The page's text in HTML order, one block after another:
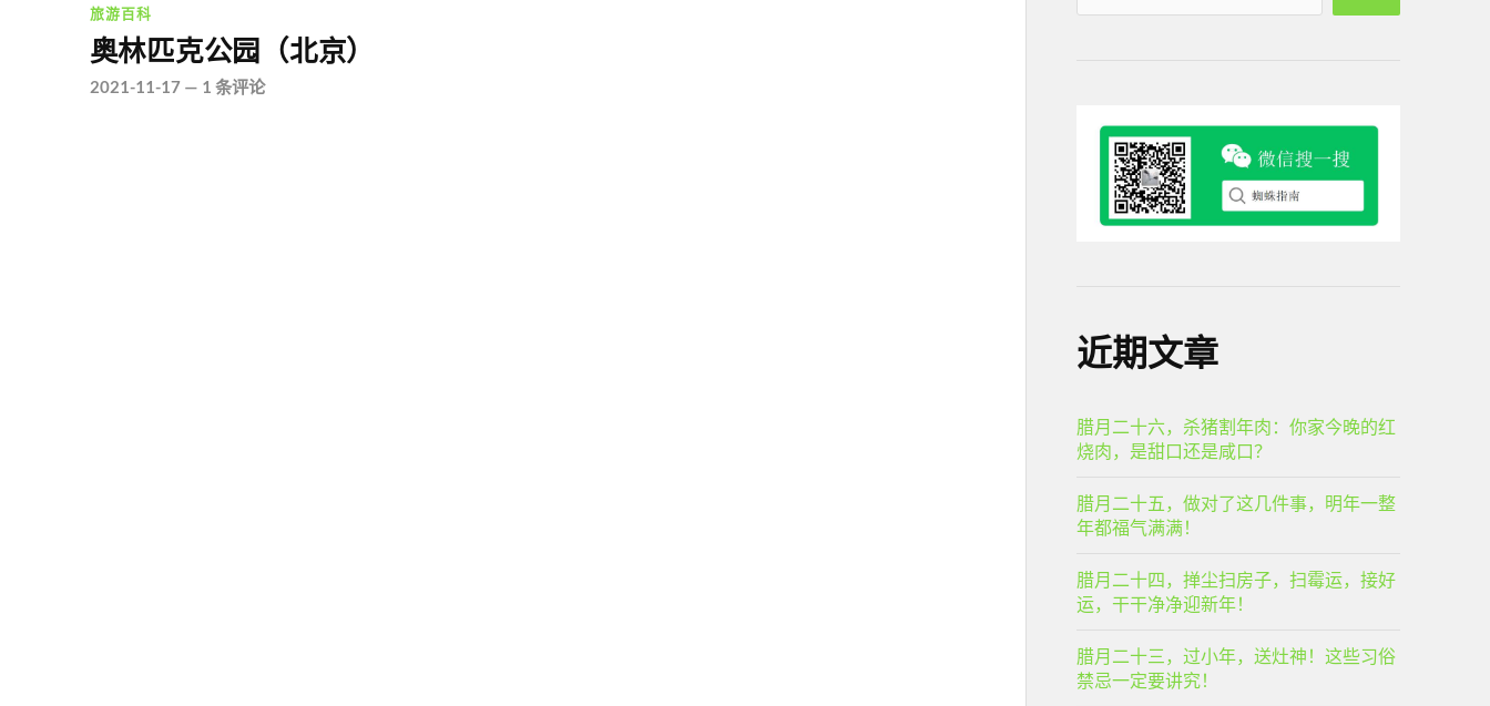
旅游百科
奥林匹克公园（北京）
2021-11-17— 1 条评论
近期文章
腊月二十六，杀猪割年肉：你家今晚的红
烧肉，是甜口还是咸口？
腊月二十五，做对了这几件事，明年一整
年都福气满满！
腊月二十四，掸尘扫房子，扫霉运，接好
运，干干净净迎新年！
腊月二十三，过小年，送灶神！这些习俗
禁忌一定要讲究！